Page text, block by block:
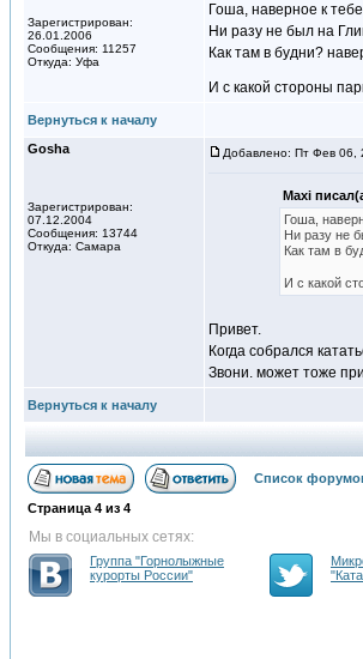
Зарегистрирован:
26.01.2006
Сообщения: 11257
Откуда: Уфа
Гоша, наверное к
Ни разу не был на
Как там в будни?
И с какой стороны
Вернуться к началу
Gosha
Зарегистрирован:
07.12.2004
Сообщения: 13744
Откуда: Самара
Добавлено: Пт Фев 06,
Maxi
Гоша,
Ни разу не
Как там в
И с какой
Привет.
Когда собрался
Звони. может тоже
Вернуться к началу
Список
Страница 4 из 4
Мы в социальных сетях:
Группа "Горнолыжные
курорты России"